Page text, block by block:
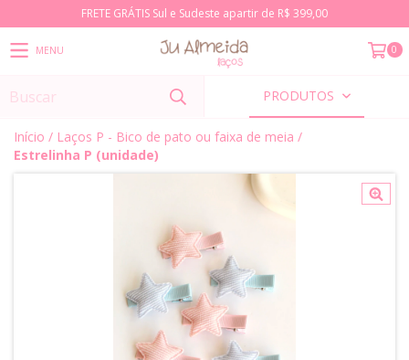
FRETE GRÁTIS Sul e Sudeste apartir de R$ 399,00
MENU 0
PRODUTOS
Início / Laços P - Bico de pato ou faixa de meia /
Estrelinha P (unidade)